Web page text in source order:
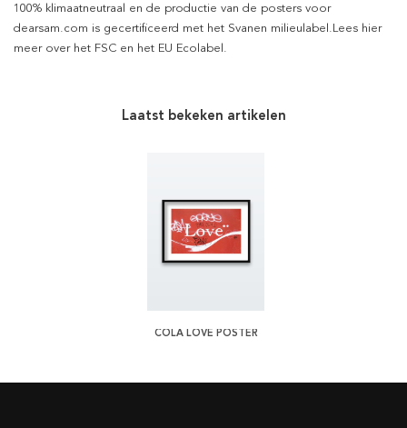
100% klimaatneutraal en de productie van de posters voor
dearsam.com is gecertificeerd met het Svanen milieulabel.Lees hier
meer over het FSC en het EU Ecolabel.
Laatst bekeken artikelen
COLA LOVE POSTER